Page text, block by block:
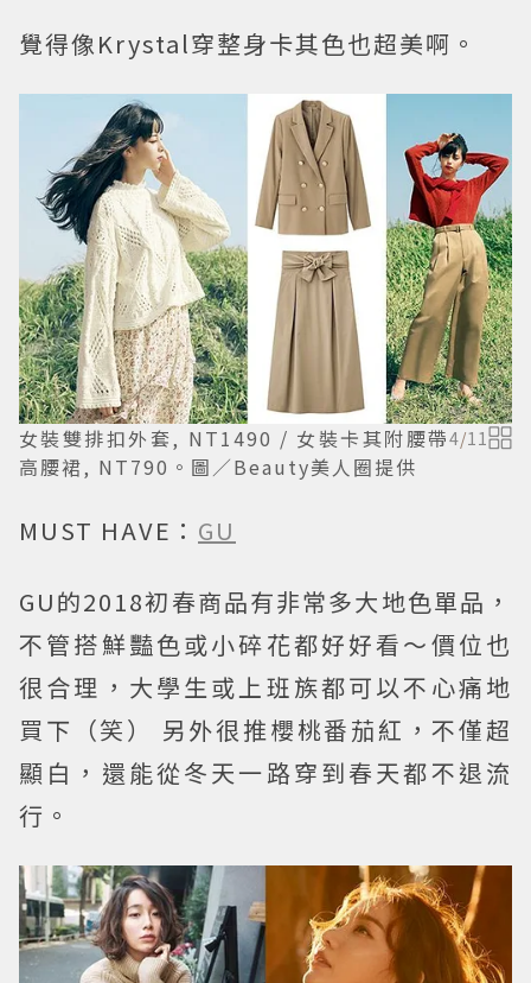
覺得像Krystal穿整身卡其色也超美啊。
女裝雙排扣外套, NT1490 / 女裝卡其附腰帶
高腰裙, NT790。圖／Beauty美人圈提供
4/11
MUST HAVE： GU
GU的2018初春商品有非常多大地色單品，
不管搭鮮豔色或小碎花都好好看～價位也
很合理，大學生或上班族都可以不心痛地
買下（笑） 另外很推櫻桃番茄紅，不僅超
顯白，還能從冬天一路穿到春天都不退流
行。